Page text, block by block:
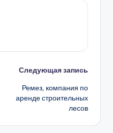
Следующая запись
Ремез, компания по
аренде строительных
лесов